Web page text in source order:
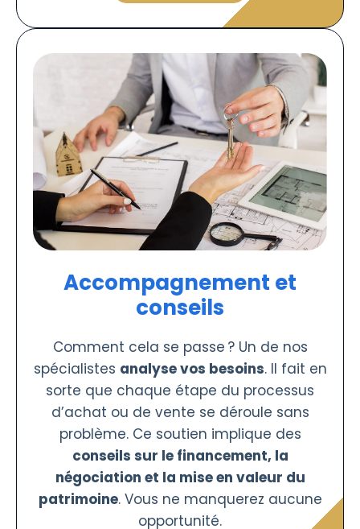
Accompagnement et
conseils
Comment cela se passe ? Un de nos
spécialistes analyse vos besoins. Il fait en
sorte que chaque étape du processus
d’achat ou de vente se déroule sans
problème. Ce soutien implique des
conseils sur le financement, la
négociation et la mise en valeur du
patrimoine. Vous ne manquerez aucune
opportunité.